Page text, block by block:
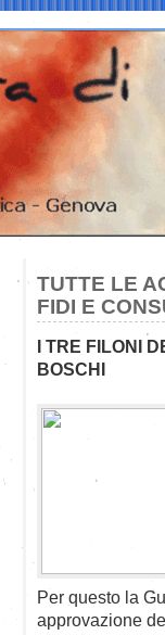
TUTTE LE
FIDI E
I TRE FILONI
BOSCHI
Per questo la
approvazione